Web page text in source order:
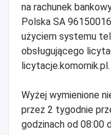
na rachunek
Polska SA
użyciem systemu
obsługującego
licytacje.komornik.pl.
Wyżej wymienione
przez 2 tygodnie
godzinach od 08:00